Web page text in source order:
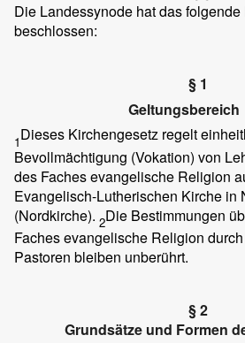
Die Landessynode hat das
beschlossen:
§ 1
Geltungsbereich
1Dieses Kirchengesetz regelt
Bevollmächtigung (Vokation) von
des Faches evangelische Religion
Evangelisch-Lutherischen Kirche in
(Nordkirche). 2Die Bestimmungen
Faches evangelische Religion
Pastoren bleiben unberührt.
§ 2
Grundsätze und Formen